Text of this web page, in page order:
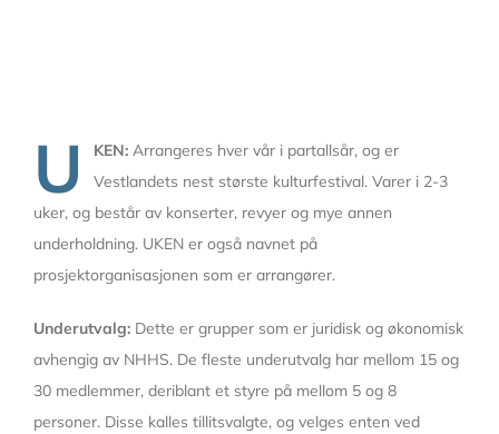
U KEN: Arrangeres hver vår i partallsår, og er
Vestlandets nest største kulturfestival. Varer i 2-3
uker, og består av konserter, revyer og mye annen
underholdning. UKEN er også navnet på
prosjektorganisasjonen som er arrangører.
Underutvalg: Dette er grupper som er juridisk og økonomisk
avhengig av NHHS. De fleste underutvalg har mellom 15 og
30 medlemmer, deriblant et styre på mellom 5 og 8
personer. Disse kalles tillitsvalgte, og velges enten ved